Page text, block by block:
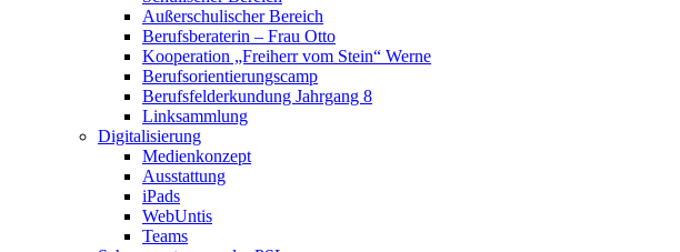
Außerschulischer Bereich
Berufsberaterin – Frau Otto
Kooperation „Freiherr vom Stein“ Werne
Berufsorientierungscamp
Berufsfelderkundung Jahrgang 8
Linksammlung
Digitalisierung
Medienkonzept
Ausstattung
iPads
WebUntis
Teams